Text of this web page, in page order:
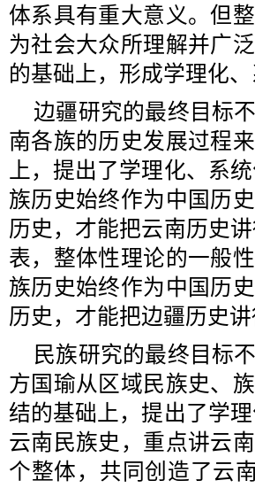
体系具有重大意义。但
为社会大众所理解并广
的基础上，形成学理化
边疆研究的最终目标
南各族的历史发展过程
上，提出了学理化、系
族历史始终作为中国历
历史，才能把云南历史
表，整体性理论的一般
族历史始终作为中国历
历史，才能把边疆历史讲
民族研究的最终目标
方国瑜从区域民族史、
结的基础上，提出了学
云南民族史，重点讲云
个整体，共同创造了云